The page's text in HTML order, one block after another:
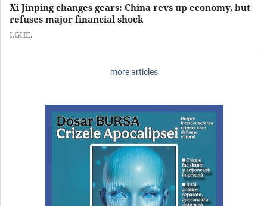
Xi Jinping changes gears: China revs up economy, but
refuses major financial shock
I.GHE.
more articles